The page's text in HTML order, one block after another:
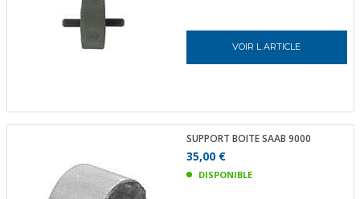
VOIR L ARTICLE
SUPPORT BOITE SAAB 9000
35,00 €
DISPONIBLE